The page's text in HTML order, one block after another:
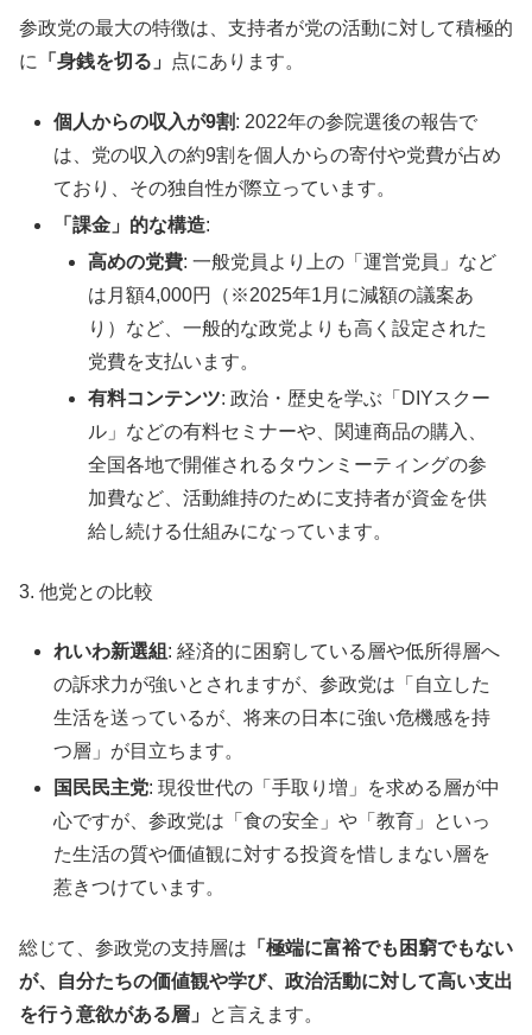
参政党の最大の特徴は、支持者が党の活動に対して積極的
に 「身銭を切る」 点にあります。
個人からの収入が9割: 2022年の参院選後の報告で
は、党の収入の約9割を個人からの寄付や党費が占め
ており、その独自性が際立っています。
「課金」的な構造:
高めの党費: 一般党員より上の「運営党員」など
は月額4,000円（※2025年1月に減額の議案あ
り）など、一般的な政党よりも高く設定された
党費を支払います。
有料コンテンツ: 政治・歴史を学ぶ「DIYスクー
ル」などの有料セミナーや、関連商品の購入、
全国各地で開催されるタウンミーティングの参
加費など、活動維持のために支持者が資金を供
給し続ける仕組みになっています。
3. 他党との比較
れいわ新選組 : 経済的に困窮している層や低所得層へ
の訴求力が強いとされますが、参政党は「自立した
生活を送っているが、将来の日本に強い危機感を持
つ層」が目立ちます。
国民民主党: 現役世代の「手取り増」を求める層が中
心ですが、参政党は「食の安全」や「教育」といっ
た生活の質や価値観に対する投資を惜しまない層を
惹きつけています。
総じて、参政党の支持層は 「極端に富裕でも困窮でもない
が、自分たちの価値観や学び、政治活動に対して高い支出
を行う意欲がある層」
と言えます。